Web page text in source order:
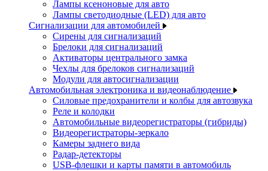
Лампы ксеноновые для авто
Лампы светодиодные (LED) для авто
Сигнализации для автомобилей
Сирены для сигнализаций
Брелоки для сигнализаций
Активаторы центрального замка
Чехлы для брелоков сигнализаций
Модули для автосигнализации
Автомобильная электроника и видеонаблюдение
Силовые предохранители и колбы для автозвука
Реле и колодки
Автомобильные видеорегистраторы (гибриды)
Видеорегистраторы-зеркало
Камеры заднего вида
Радар-детекторы
USB-флешки и карты памяти в автомобиль